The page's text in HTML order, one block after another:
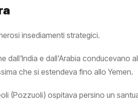
insediamenti strategici.
dall'India e dall'Arabia conducevano al
che si estendeva fino allo Yemen.
(Pozzuoli) ospitava persino un